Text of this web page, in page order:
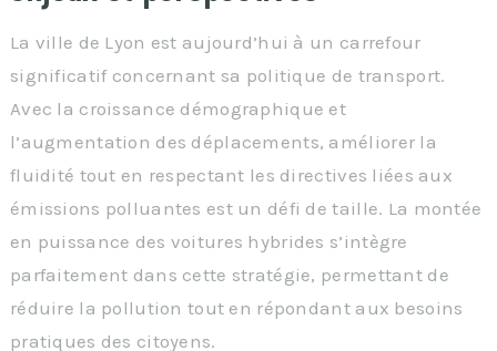
La ville de Lyon est aujourd’hui à un carrefour
significatif concernant sa politique de transport.
Avec la croissance démographique et
l’augmentation des déplacements, améliorer la
fluidité tout en respectant les directives liées aux
émissions polluantes est un défi de taille. La montée
en puissance des voitures hybrides s’intègre
parfaitement dans cette stratégie, permettant de
réduire la pollution tout en répondant aux besoins
pratiques des citoyens.